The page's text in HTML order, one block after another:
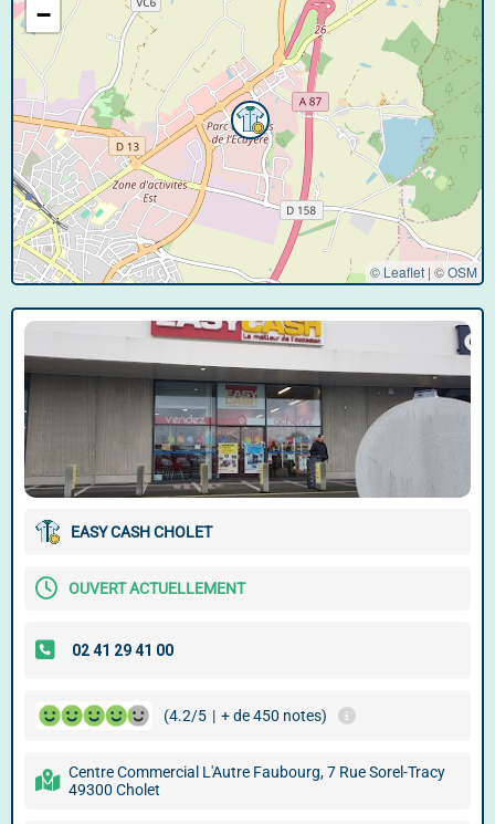
−
© Leaflet | ©OSM
EASY CASH CHOLET
OUVERT ACTUELLEMENT
(4.2/5 | + de 450 notes)
Centre Commercial L'Autre Faubourg, 7 Rue Sorel-Tracy
49300 Cholet